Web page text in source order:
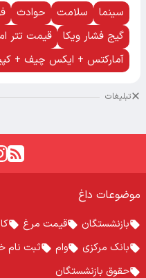
سینما سلامت حوادث
گیج فشار ویکا
قیمت تتر
آمارکتس + ایکس چیف +
تبلیغات
موضوعات داغ
بازنشستگان قیمت مرغ
بانک مرکزی
وام ثبت نام
حقوق بازنشستگان